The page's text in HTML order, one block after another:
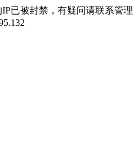
已被封禁，有疑问请联系管理